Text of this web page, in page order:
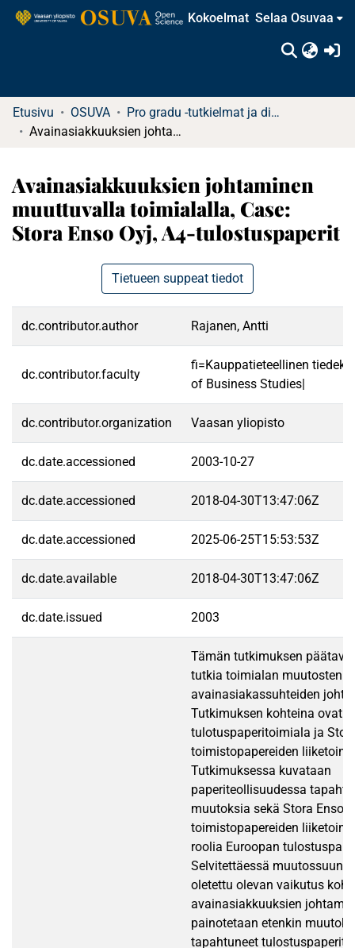
Kokoelmat Selaa Osuvaa
Etusivu OSUVA
Pro gradu -tutkielmat ja diplomityöt
Avainasiakkuuksien johtaminen muuttuvalla toimialalla, Case: Stora Enso Oyj, A4-tulostuspaperit
Avainasiakkuuksien johtaminen
muuttuvalla toimialalla, Case:
Stora Enso Oyj, A4-tulostuspaperit
Tietueen suppeat tiedot
dc.contributor.author Rajanen, Antti
dc.contributor.faculty
fi=Kauppatieteellinen
of Business Studies|
dc.contributor.organization Vaasan yliopisto
dc.date.accessioned 2003-10-27
dc.date.accessioned 2018-04-30T13:47:06Z
dc.date.accessioned 2025-06-25T15:53:53Z
dc.date.available 2018-04-30T13:47:06Z
dc.date.issued 2003
Tämän tutkimuksen
tutkia toimialan muutosten
avainasiakassuhteiden
Tutkimuksen kohteina ovat
tulotuspaperitoimiala ja
toimistopapereiden
Tutkimuksessa kuvataan
paperiteollisuudessa
muutoksia sekä Stora Enso
toimistopapereiden
roolia Euroopan
Selvitettäessä
oletettu olevan vaikutus
avainasiakkuuksien
painotetaan etenkin
tapahtuneet